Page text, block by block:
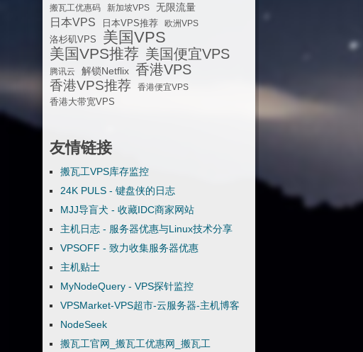
搬瓦工优惠码
新加坡VPS 无限流量
日本VPS 日本VPS推荐
欧洲VPS
洛杉矶VPS
美国VPS
美国VPS推荐 美国便宜VPS
腾讯云 解锁Netflix 香港VPS
香港VPS推荐
香港便宜VPS
香港大带宽VPS
友情链接
搬瓦工VPS库存监控
24K PULS - 键盘侠的日志
MJJ导盲犬 - 收藏IDC商家网站
主机日志 - 服务器优惠与Linux技术分享
VPSOFF - 致力收集服务器优惠
主机贴士
MyNodeQuery - VPS探针监控
VPSMarket-VPS超市-云服务器-主机博客
NodeSeek
搬瓦工官网_搬瓦工优惠网_搬瓦工